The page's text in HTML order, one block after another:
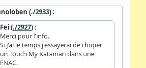
(./2933) :
Fei (./2927) :
Merci pour l'info.
Si j'ai le temps j'essayerai de choper
un Touch My Katamari dans une
FNAC.